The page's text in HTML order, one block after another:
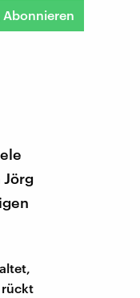
Abonnieren
rückt